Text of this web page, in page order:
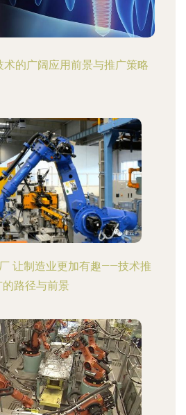
术的广阔应用前景与推广策略
让制造业更加有趣——技术推
的路径与前景